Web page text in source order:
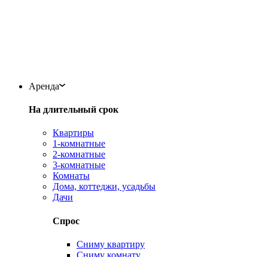
Аренда
На длительный срок
Квартиры
1-комнатные
2-комнатные
3-комнатные
Комнаты
Дома, коттеджи, усадьбы
Дачи
Спрос
Сниму квартиру
Сниму комнату